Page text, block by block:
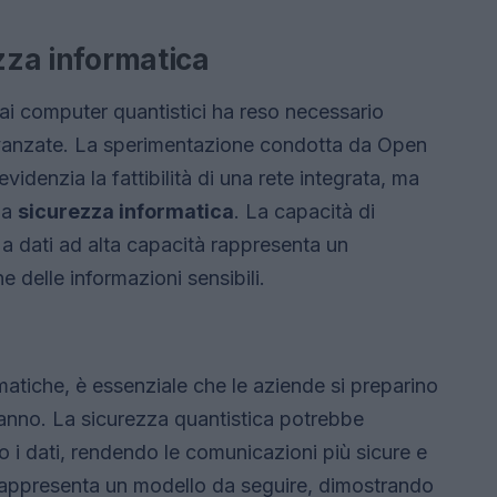
informatica
computer quantistici ha reso necessario
La sperimentazione condotta da Open
la fattibilità di una rete integrata, ma
sicurezza informatica. La capacità di
dati ad alta capacità rappresenta un
delle informazioni sensibili.
è essenziale che le aziende si preparino
La sicurezza quantistica potrebbe
i dati, rendendo le comunicazioni più sicure e
un modello da seguire, dimostrando